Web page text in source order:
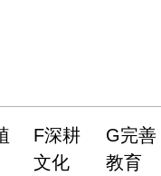
F深耕
文化
G完善
教育